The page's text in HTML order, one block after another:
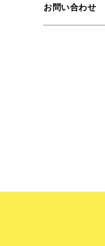
お問い合わせ